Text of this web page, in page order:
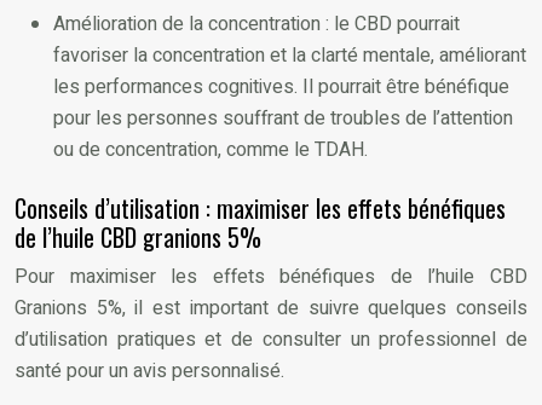
Amélioration de la concentration : le CBD pourrait
favoriser la concentration et la clarté mentale, améliorant
les performances cognitives. Il pourrait être bénéfique
pour les personnes souffrant de troubles de l’attention
ou de concentration, comme le TDAH.
Conseils d’utilisation : maximiser les effets bénéfiques
de l’huile CBD granions 5%
Pour maximiser les effets bénéfiques de l’huile CBD
Granions 5%, il est important de suivre quelques conseils
d’utilisation pratiques et de consulter un professionnel de
santé pour un avis personnalisé.